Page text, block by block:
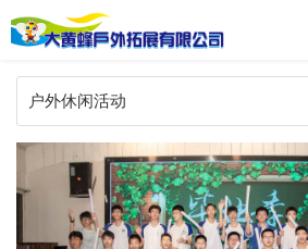
户外休闲活动